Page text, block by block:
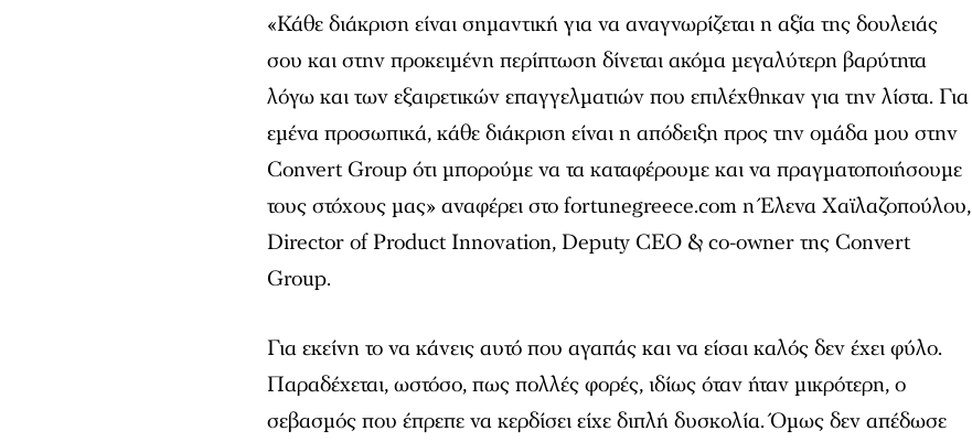
«Κάθε διάκριση είναι σημαντική για να αναγνωρίζεται η αξία της δουλειάς
σου και στην προκειμένη περίπτωση δίνεται ακόμα μεγαλύτερη βαρύτητα
λόγω και των εξαιρετικών επαγγελματιών που επιλέχθηκαν για την λίστα. Για
εμένα προσωπικά, κάθε διάκριση είναι η απόδειξη προς την ομάδα μου στην
Convert Group ότι μπορούμε να τα καταφέρουμε και να πραγματοποιήσουμε
τους στόχους μας» αναφέρει στο fortunegreece.com η Έλενα Χαϊλαζοπούλου,
Director of Product Innovation, Deputy CEO & co-owner της Convert
Group.
Για εκείνη το να κάνεις αυτό που αγαπάς και να είσαι καλός δεν έχει φύλο.
Παραδέχεται, ωστόσο, πως πολλές φορές, ιδίως όταν ήταν μικρότερη, ο
σεβασμός που έπρεπε να κερδίσει είχε διπλή δυσκολία. Όμως δεν απέδωσε